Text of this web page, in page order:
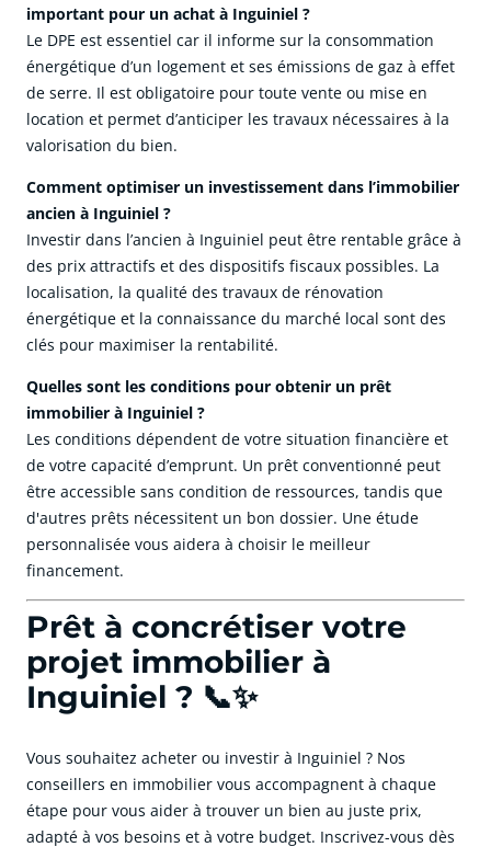
important pour un achat à Inguiniel ?
Le DPE est essentiel car il informe sur la consommation
énergétique d’un logement et ses émissions de gaz à effet
de serre. Il est obligatoire pour toute vente ou mise en
location et permet d’anticiper les travaux nécessaires à la
valorisation du bien.
Comment optimiser un investissement dans l’immobilier
ancien à Inguiniel ?
Investir dans l’ancien à Inguiniel peut être rentable grâce à
des prix attractifs et des dispositifs fiscaux possibles. La
localisation, la qualité des travaux de rénovation
énergétique et la connaissance du marché local sont des
clés pour maximiser la rentabilité.
Quelles sont les conditions pour obtenir un prêt
immobilier à Inguiniel ?
Les conditions dépendent de votre situation financière et
de votre capacité d’emprunt. Un prêt conventionné peut
être accessible sans condition de ressources, tandis que
d'autres prêts nécessitent un bon dossier. Une étude
personnalisée vous aidera à choisir le meilleur
financement.
Prêt à concrétiser votre
projet immobilier à
Inguiniel ? 📞✨
Vous souhaitez acheter ou investir à Inguiniel ? Nos
conseillers en immobilier vous accompagnent à chaque
étape pour vous aider à trouver un bien au juste prix,
adapté à vos besoins et à votre budget. Inscrivez-vous dès